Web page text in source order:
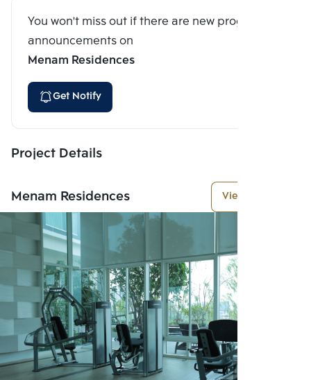
You won't miss out if there are new program
announcements on
Menam Residences
Get Notify
Project Details
Menam Residences View More